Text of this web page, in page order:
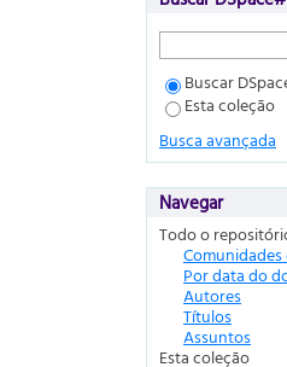
Buscar
Esta coleção
Busca avançada
Navegar
Todo o
Comunidades
Por data do
Autores
Títulos
Assuntos
Esta coleção